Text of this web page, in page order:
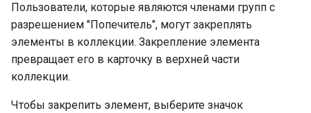
Пользователи, которые являются членами групп с
разрешением "Попечитель", могут закреплять
элементы в коллекции. Закрепление элемента
превращает его в карточку в верхней части
коллекции.
Чтобы закрепить элемент, выберите значок